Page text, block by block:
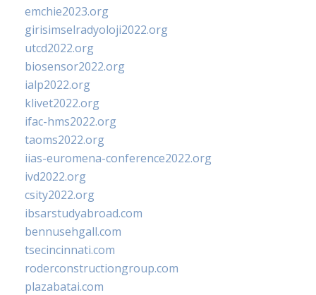
emchie2023.org
girisimselradyoloji2022.org
utcd2022.org
biosensor2022.org
ialp2022.org
klivet2022.org
ifac-hms2022.org
taoms2022.org
iias-euromena-conference2022.org
ivd2022.org
csity2022.org
ibsarstudyabroad.com
bennusehgall.com
tsecincinnati.com
roderconstructiongroup.com
plazabatai.com